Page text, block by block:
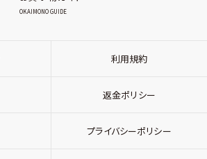
OKAIMONO GUIDE
利用規約
返金ポリシー
プライバシーポリシー